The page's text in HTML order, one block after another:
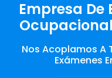
Empresa De
Nos Acoplamos A
Exámenes